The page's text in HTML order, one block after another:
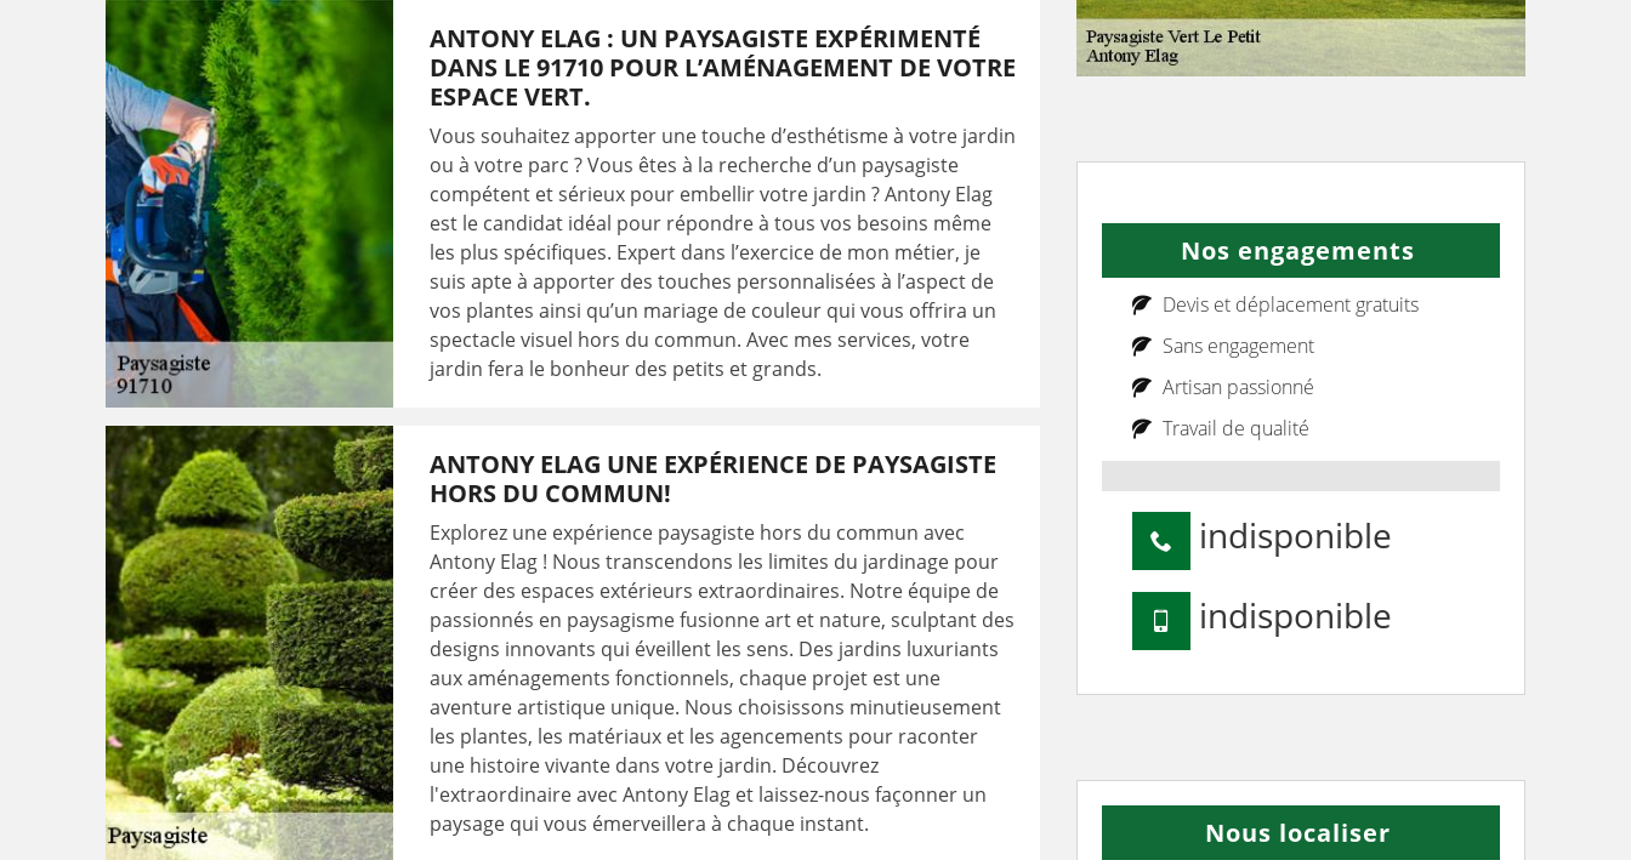
ANTONY ELAG : UN PAYSAGISTE EXPÉRIMENTÉ
DANS LE 91710 POUR L’AMÉNAGEMENT DE VOTRE
ESPACE VERT.
Vous souhaitez apporter une touche d’esthétisme à votre jardin
ou à votre parc ? Vous êtes à la recherche d’un paysagiste
compétent et sérieux pour embellir votre jardin ? Antony Elag
est le candidat idéal pour répondre à tous vos besoins même
les plus spécifiques. Expert dans l’exercice de mon métier, je
suis apte à apporter des touches personnalisées à l’aspect de
vos plantes ainsi qu’un mariage de couleur qui vous offrira un
spectacle visuel hors du commun. Avec mes services, votre
jardin fera le bonheur des petits et grands.
ANTONY ELAG UNE EXPÉRIENCE DE PAYSAGISTE
HORS DU COMMUN!
Explorez une expérience paysagiste hors du commun avec
Antony Elag ! Nous transcendons les limites du jardinage pour
créer des espaces extérieurs extraordinaires. Notre équipe de
passionnés en paysagisme fusionne art et nature, sculptant des
designs innovants qui éveillent les sens. Des jardins luxuriants
aux aménagements fonctionnels, chaque projet est une
aventure artistique unique. Nous choisissons minutieusement
les plantes, les matériaux et les agencements pour raconter
une histoire vivante dans votre jardin. Découvrez
l'extraordinaire avec Antony Elag et laissez-nous façonner un
paysage qui vous émerveillera à chaque instant.
Nos engagements
Devis et déplacement gratuits
Sans engagement
Artisan passionné
Travail de qualité
indisponible
indisponible
Nous localiser